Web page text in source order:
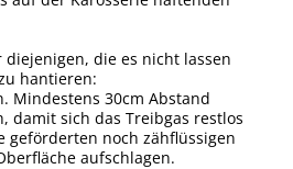
die es nicht lassen
hantieren:
Mindestens 30cm Abstand
damit sich das Treibgas restlos
geförderten noch zähflüssigen
aufschlagen.